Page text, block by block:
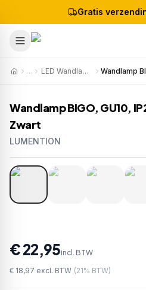
Gratis
… LED Wandlampen
Wandlamp BIGO, GU10,
Zwart
LUMENTION
Artikelnr:W213EAN:
€ 22,95incl. BTW
€ 18,97 excl. BTW (21% BTW)